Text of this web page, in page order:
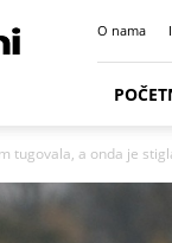
O nama
tugovala, a onda je